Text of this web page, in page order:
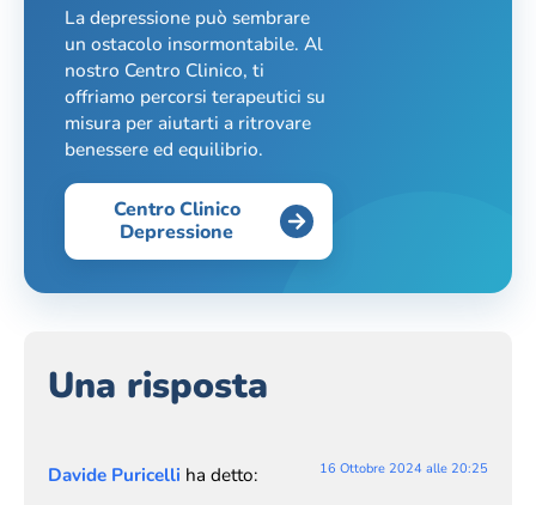
La depressione può sembrare
un ostacolo insormontabile. Al
nostro Centro Clinico, ti
offriamo percorsi terapeutici su
misura per aiutarti a ritrovare
benessere ed equilibrio.
Centro Clinico
Depressione
Una risposta
Davide Puricelli ha detto: 16 Ottobre 2024 alle 20:25